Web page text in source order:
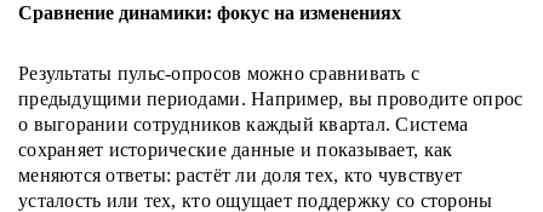
Сравнение динамики: фокус на изменениях
Результаты пульс-опросов можно сравнивать с
предыдущими периодами. Например, вы проводите опрос
о выгорании сотрудников каждый квартал. Система
сохраняет исторические данные и показывает, как
меняются ответы: растёт ли доля тех, кто чувствует
усталость или тех, кто ощущает поддержку со стороны